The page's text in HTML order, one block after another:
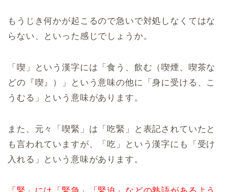
もうじき何かが起こるので急いで対処しなくてはな
らない、といった感じでしょうか。
「喫」という漢字には「食う、飲む（喫煙、喫茶な
どの『喫』）」という意味の他に「身に受ける、こ
うむる」という意味があります。
また、元々「喫緊」は「吃緊」と表記されていたと
も言われていますが、「吃」という漢字にも「受け
入れる」という意味があります。